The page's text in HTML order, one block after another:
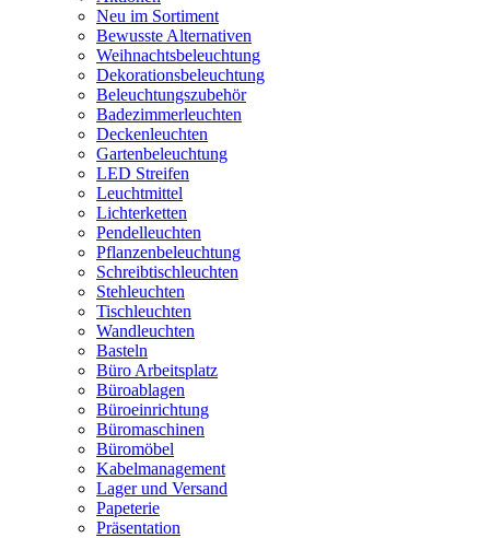
Neu im Sortiment
Bewusste Alternativen
Weihnachtsbeleuchtung
Dekorationsbeleuchtung
Beleuchtungszubehör
Badezimmerleuchten
Deckenleuchten
Gartenbeleuchtung
LED Streifen
Leuchtmittel
Lichterketten
Pendelleuchten
Pflanzenbeleuchtung
Schreibtischleuchten
Stehleuchten
Tischleuchten
Wandleuchten
Basteln
Büro Arbeitsplatz
Büroablagen
Büroeinrichtung
Büromaschinen
Büromöbel
Kabelmanagement
Lager und Versand
Papeterie
Präsentation